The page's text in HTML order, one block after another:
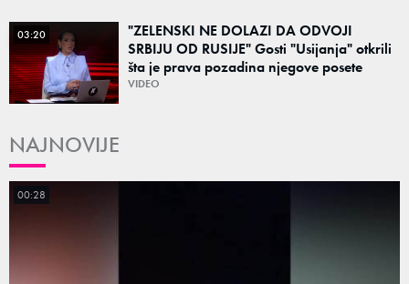
03:20
"ZELENSKI NE DOLAZI DA ODVOJI
SRBIJU OD RUSIJE" Gosti "Usijanja" otkrili
šta je prava pozadina njegove posete
Beogradu
VIDEO
NAJNOVIJE
00:28